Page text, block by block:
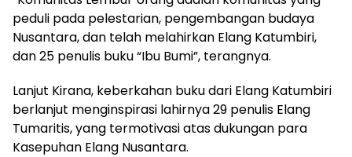
peduli pada pelestarian, pengembangan budaya
Nusantara, dan telah melahirkan Elang Katumbiri,
dan 25 penulis buku “Ibu Bumi”, terangnya.
Lanjut Kirana, keberkahan buku dari Elang Katumbiri
berlanjut menginspirasi lahirnya 29 penulis Elang
Tumaritis, yang termotivasi atas dukungan para
Kasepuhan Elang Nusantara.